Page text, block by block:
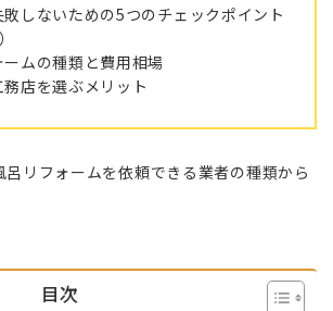
しないための5つのチェックポイント
ムの種類と費用相場
店を選ぶメリット
リフォームを依頼できる業者の種類から
目次